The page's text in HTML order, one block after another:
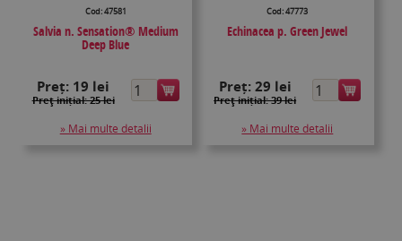
Cod: 47581
Salvia n. Sensation® Medium
Deep Blue
Preț: 19 lei
Preţ inițial: 25 lei
» Mai multe detalii
Cod: 47773
Echinacea p. Green Jewel
Preț: 29 lei
Preţ inițial: 39 lei
» Mai multe detalii